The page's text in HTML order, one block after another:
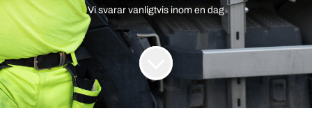
Vi svarar vanligtvis inom en dag